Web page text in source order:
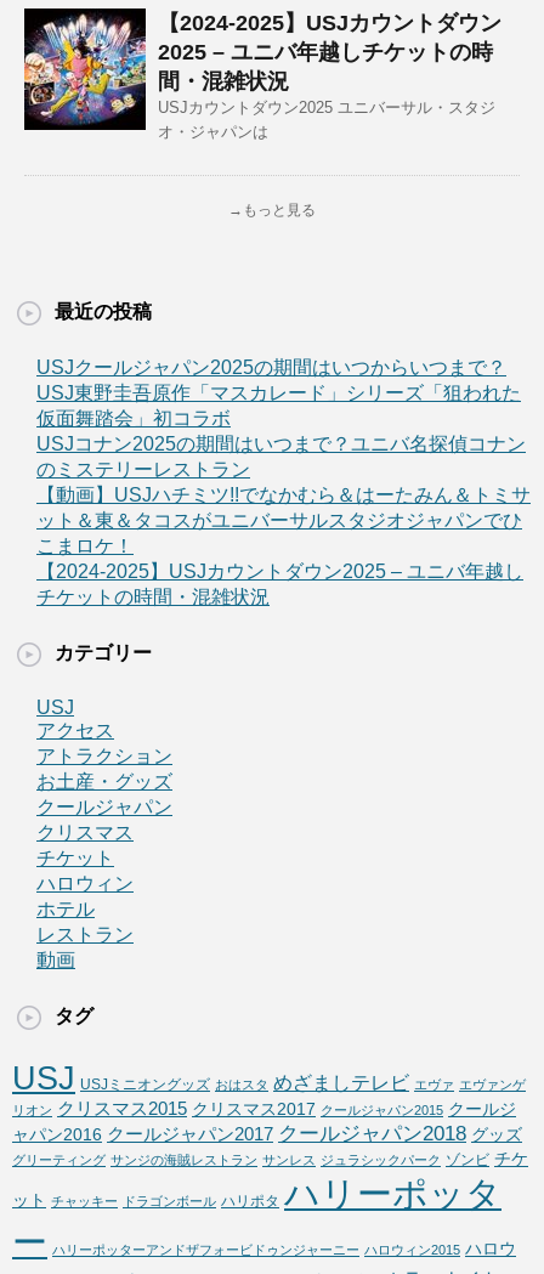
【2024-2025】USJカウントダウン
2025 – ユニバ年越しチケットの時
間・混雑状況
USJカウントダウン2025 ユニバーサル・スタジ
オ・ジャパンは
→もっと見る
最近の投稿
USJクールジャパン2025の期間はいつからいつまで？
USJ東野圭吾原作「マスカレード」シリーズ「狙われた
仮面舞踏会」初コラボ
USJコナン2025の期間はいつまで？ユニバ名探偵コナン
のミステリーレストラン
【動画】USJハチミツ!!でなかむら＆はーたみん＆トミサ
ット＆東＆タコスがユニバーサルスタジオジャパンでひ
こまロケ！
【2024-2025】USJカウントダウン2025 – ユニバ年越し
チケットの時間・混雑状況
カテゴリー
USJ
アクセス
アトラクション
お土産・グッズ
クールジャパン
クリスマス
チケット
ハロウィン
ホテル
レストラン
動画
タグ
USJ USJミニオングッズ おはスタ めざましテレビ エヴァ エヴァンゲ
リオン クリスマス2015 クリスマス2017 クールジャパン2015 クールジ
ャパン2016 クールジャパン2017 クールジャパン2018 グッズ
グリーティング サンジの海賊レストラン サンレス ジュラシックパーク ゾンビ チケ
ット チャッキー ドラゴンボール ハリポタ ハリーポッタ
ー ハリーポッターアンドザフォービドゥンジャーニー ハロウィン2015 ハロウ